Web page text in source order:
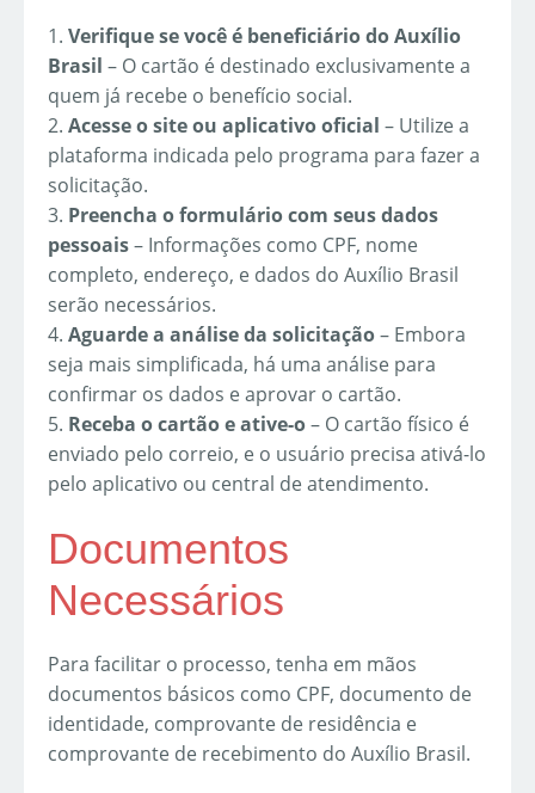
1. Verifique se você é beneficiário do Auxílio
Brasil – O cartão é destinado exclusivamente a
quem já recebe o benefício social.
2. Acesse o site ou aplicativo oficial – Utilize a
plataforma indicada pelo programa para fazer a
solicitação.
3. Preencha o formulário com seus dados
pessoais– Informações como CPF, nome
completo, endereço, e dados do Auxílio Brasil
serão necessários.
4. Aguarde a análise da solicitação– Embora
seja mais simplificada, há uma análise para
confirmar os dados e aprovar o cartão.
5. Receba o cartão e ative-o– O cartão físico é
enviado pelo correio, e o usuário precisa ativá-lo
pelo aplicativo ou central de atendimento.
Documentos
Necessários
Para facilitar o processo, tenha em mãos
documentos básicos como CPF, documento de
identidade, comprovante de residência e
comprovante de recebimento do Auxílio Brasil.